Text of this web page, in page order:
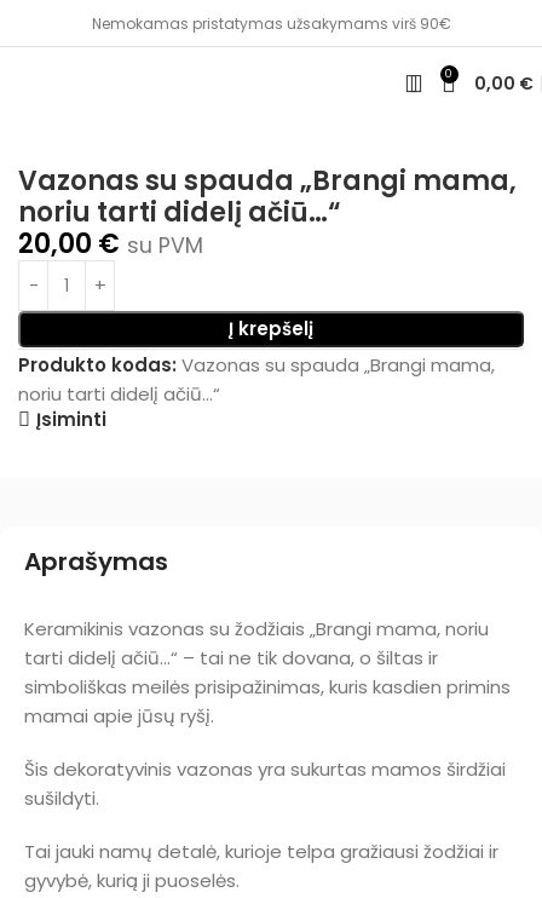
Nemokamas pristatymas užsakymams virš 90€
0 0,00 €
Vazonas su spauda „Brangi mama,
noriu tarti didelį ačiū…“
20,00 € su PVM
Į krepšelį
Produkto kodas: Vazonas su spauda „Brangi mama,
noriu tarti didelį ačiū...“
Įsiminti
Aprašymas
Keramikinis vazonas su žodžiais „Brangi mama, noriu
tarti didelį ačiū…“ – tai ne tik dovana, o šiltas ir
simboliškas meilės prisipažinimas, kuris kasdien primins
mamai apie jūsų ryšį.
Šis dekoratyvinis vazonas yra sukurtas mamos širdžiai
sušildyti.
Tai jauki namų detalė, kurioje telpa gražiausi žodžiai ir
gyvybė, kurią ji puoselės.